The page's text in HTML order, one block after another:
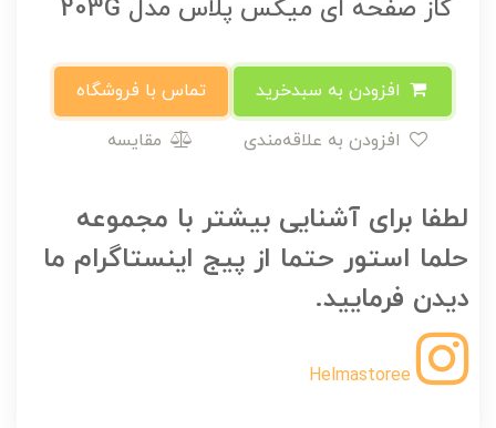
گاز صفحه ای میکس پلاس مدل 203G
تماس با فروشگاه
مقایسه
لطفا برای آشنایی بیشتر با مجموعه
حلما استور حتما از پیج اینستاگرام ما
دیدن فرمایید.
Helmastoree